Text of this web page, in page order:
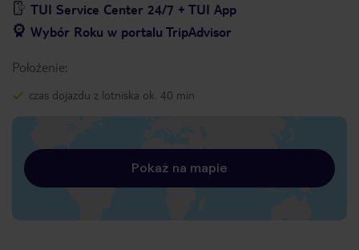
TUI Service Center 24/7 + TUI App
Wybór Roku w portalu TripAdvisor
Położenie:
czas dojazdu z lotniska ok. 40 min
Pokaż na mapie